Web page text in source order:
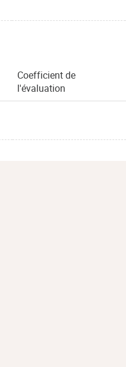
Coefficient de
l'évaluation